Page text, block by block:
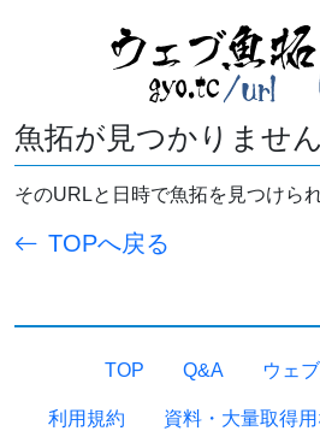
魚拓が見つかりません
そのURLと日時で魚拓を見つけら
TOPへ戻る
TOP Q&A ウェ
利用規約 資料・大量取得